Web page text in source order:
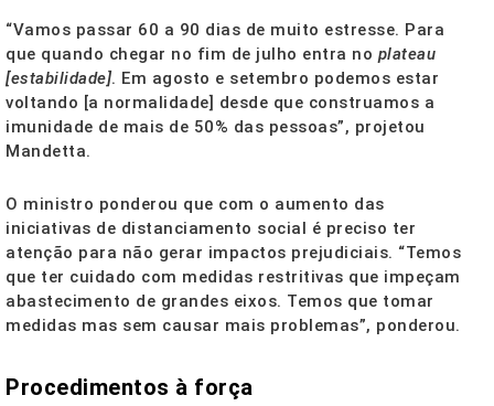
“Vamos passar 60 a 90 dias de muito estresse. Para
que quando chegar no fim de julho entra no plateau
[estabilidade]. Em agosto e setembro podemos estar
voltando [a normalidade] desde que construamos a
imunidade de mais de 50% das pessoas”, projetou
Mandetta.
O ministro ponderou que com o aumento das
iniciativas de distanciamento social é preciso ter
atenção para não gerar impactos prejudiciais. “Temos
que ter cuidado com medidas restritivas que impeçam
abastecimento de grandes eixos. Temos que tomar
medidas mas sem causar mais problemas”, ponderou.
Procedimentos à força